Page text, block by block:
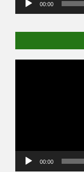
00:00
00:00